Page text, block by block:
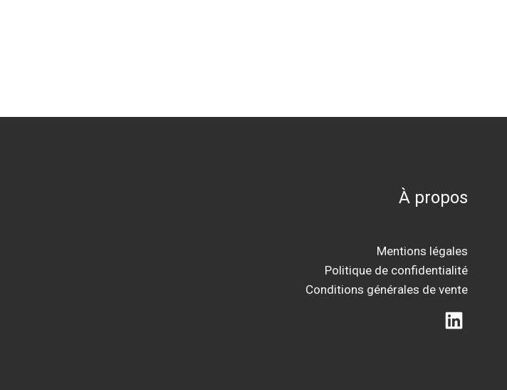
À propos
Mentions légales
Politique de confidentialité
Conditions générales de vente